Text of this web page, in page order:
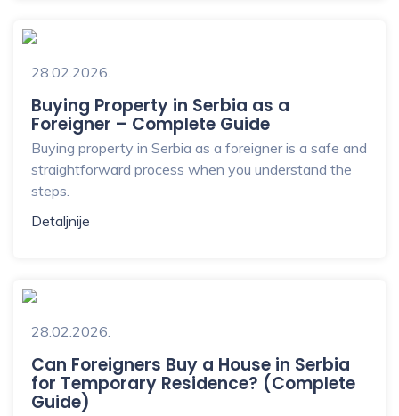
28.02.2026.
Buying Property in Serbia as a
Foreigner – Complete Guide
Buying property in Serbia as a foreigner is a safe and
straightforward process when you understand the
steps.
Detaljnije
28.02.2026.
Can Foreigners Buy a House in Serbia
for Temporary Residence? (Complete
Guide)